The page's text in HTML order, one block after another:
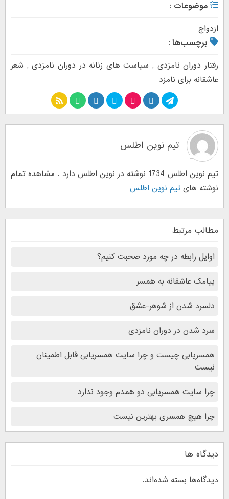
موضوعات :
ازدواج
برچسب‌ها :
رفتار دوران نامزدی , سیاست های زنانه در دوران نامزدی, شعر
عاشقانه برای نامزد
تیم نوین اطلس
تیم نوین اطلس 1734 نوشته در نوین اطلس دارد . مشاهده تمام
نوشته های تیم نوین اطلس
مطالب مرتبط
اوایل رابطه در چه مورد صحبت کنیم؟
پیامک عاشقانه به همسر
دلسرد شدن از شوهر-عشق
سرد شدن در دوران نامزدی
همسریابی چیست و چرا سایت همسریابی قابل اطمینان
نیست
چرا سایت همسریابی دو همدم وجود ندارد
چرا هیچ همسری بهترین نیست
دیدگاه ها
دیدگاه‌ها بسته شده‌اند.